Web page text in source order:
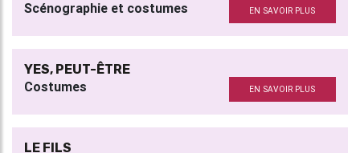
Scénographie et costumes EN SAVOIR PLUS
YES, PEUT-ÊTRE
Costumes EN SAVOIR PLUS
LE FILS